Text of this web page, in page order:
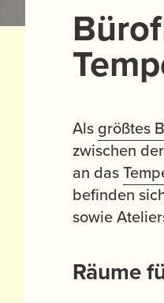
Als größtes
zwischen
an das
befinden
sowie
Räume